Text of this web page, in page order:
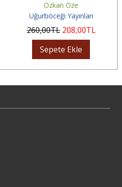
Özkan Öze
Uğurböceği Yayınları
260,00TL 208,00TL
Sepete Ekle